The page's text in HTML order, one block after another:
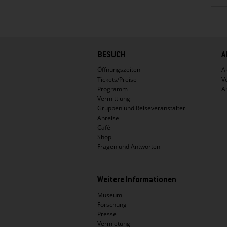
BESUCH
Öffnungszeiten
Tickets/Preise
Programm
Vermittlung
Gruppen und Reiseveranstalter
Anreise
Café
Shop
Fragen und Antworten
Weitere Informationen
Museum
Forschung
Presse
Vermietung